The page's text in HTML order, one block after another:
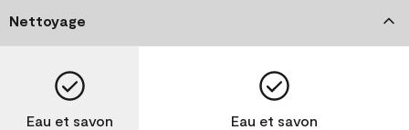
Nettoyage
Eau et savon Eau et savon